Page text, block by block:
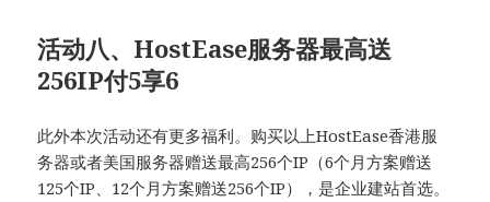
活动八、HostEase服务器最高送
256IP付5享6
此外本次活动还有更多福利。购买以上HostEase香港服
务器或者美国服务器赠送最高256个IP（6个月方案赠送
125个IP、12个月方案赠送256个IP），是企业建站首选。